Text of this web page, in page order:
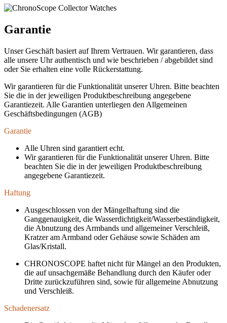
Garantie
Unser Geschäft basiert auf Ihrem Vertrauen. Wir garantieren, dass
alle unsere Uhr authentisch und wie beschrieben / abgebildet sind
oder Sie erhalten eine volle Rückerstattung.
Wir garantieren für die Funktionalität unserer Uhren. Bitte beachten
Sie die in der jeweiligen Produktbeschreibung angegebene
Garantiezeit. Alle Garantien unterliegen den Allgemeinen
Geschäftsbedingungen (AGB)
Garantie
Alle Uhren sind garantiert echt.
Wir garantieren für die Funktionalität unserer Uhren. Bitte
beachten Sie die in der jeweiligen Produktbeschreibung
angegebene Garantiezeit.
Haftung
Ausgeschlossen von der Mängelhaftung sind die
Ganggenauigkeit, die Wasserdichtigkeit/Wasserbeständigkeit,
die Abnutzung des Armbands und allgemeiner Verschleiß,
Kratzer am Armband oder Gehäuse sowie Schäden am
Glas/Kristall.
CHRONOSCOPE haftet nicht für Mängel an den Produkten,
die auf unsachgemäße Behandlung durch den Käufer oder
Dritte zurückzuführen sind, sowie für allgemeine Abnutzung
und Verschleiß.
Schadenersatz